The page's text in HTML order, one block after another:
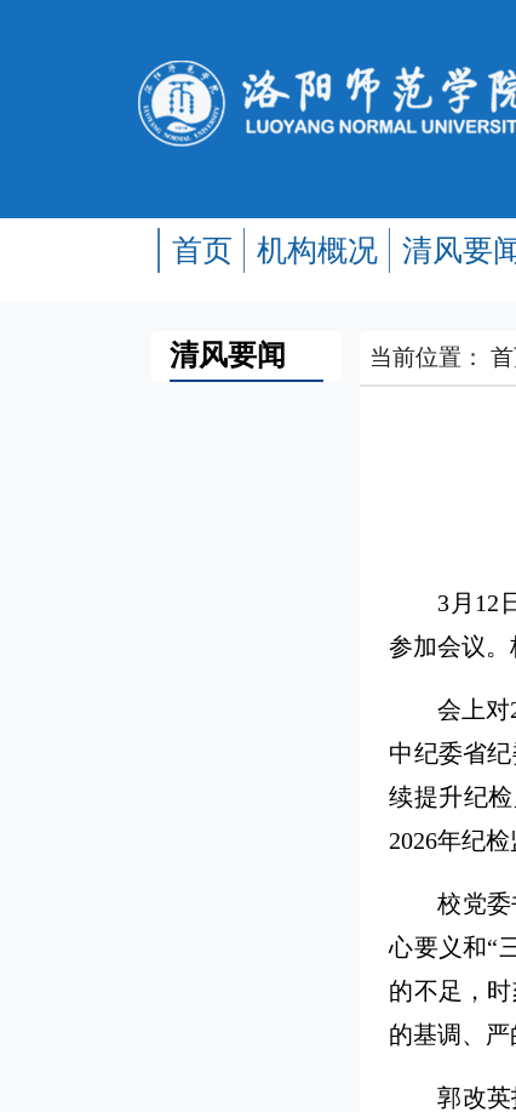
首页 机构概况 清风要
清风要闻 当前位置：
3月12
参加会议。
会上对
中纪委省
续提升纪
2026年纪
校党
心要义和“
的不足，
的基调、严
郭改